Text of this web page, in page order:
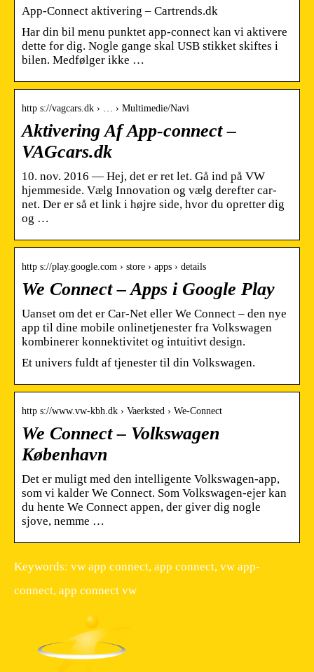
App-Connect aktivering – Cartrends.dk
Har din bil menu punktet app-connect kan vi aktivere
dette for dig. Nogle gange skal USB stikket skiftes i
bilen. Medfølger ikke …
http s://vagcars.dk › … › Multimedie/Navi
Aktivering Af App-connect –
VAGcars.dk
10. nov. 2016 — Hej, det er ret let. Gå ind på VW
hjemmeside. Vælg Innovation og vælg derefter car-
net. Der er så et link i højre side, hvor du opretter dig
og …
http s://play.google.com › store › apps › details
We Connect – Apps i Google Play
Uanset om det er Car-Net eller We Connect – den nye
app til dine mobile onlinetjenester fra Volkswagen
kombinerer konnektivitet og intuitivt design.
Et univers fuldt af tjenester til din Volkswagen.
http s://www.vw-kbh.dk › Vaerksted › We-Connect
We Connect – Volkswagen
København
Det er muligt med den intelligente Volkswagen-app,
som vi kalder We Connect. Som Volkswagen-ejer kan
du hente We Connect appen, der giver dig nogle
sjove, nemme …
Keywords: vw app connect, app connect, vw app-
connect, app connect vw